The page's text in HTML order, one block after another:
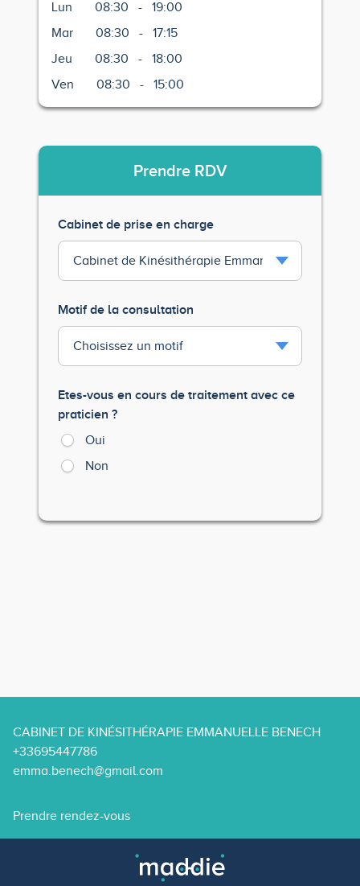
Lun 08:30 -
19:00
Mar
08:30 -
17:15
Jeu
08:30 -
18:00
Ven
08:30 - 15:00
Prendre RDV
Cabinet de prise en charge
Motif de la consultation
Etes-vous en cours de traitement avec ce
praticien ?
Oui
Non
CABINET DE KINÉSITHÉRAPIE EMMANUELLE BENECH
+33695447786
emma.benech@gmail.com
Prendre rendez-vous